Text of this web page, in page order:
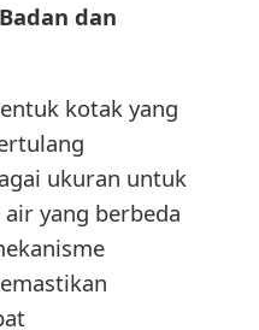
dan
kotak yang
ukuran untuk
yang berbeda